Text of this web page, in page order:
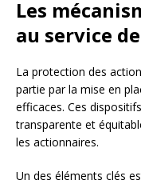
Les
au service
La protection des
partie par la mise en
efficaces. Ces
transparente et
les actionnaires.
Un des éléments clés